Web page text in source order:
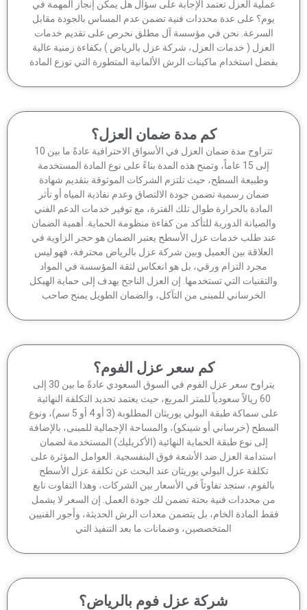
العزل تعتمد الإجابة على سؤال هل يمكن إنجاز المهمة في
على عدة محددات فنية تضمن عدم المساس بالجودة مقابل
نحن في مؤسسة آل مطلق نحرص على تقديم خدمات
( خدمات العزل، شركة عزل بالرياض ) بكفاءة زمنية عالية
استخدام ماكينات الرش الألمانية المتطورة التي توزع المادة
كم مدة ضمان العزل؟
تتراوح مدة ضمان العزل في الأسواق الاحترافية عادةً ما بين 10
إلى 15 عاماً، وتمنح هذه المدة بناءً على نوع المادة المستخدمة
وطبيعة السطح، حيث تلتزم الشركات الموثوقة بتقديم شهادة
ضمان رسمية تضمن جودة الالتصاق وعدم نفاذية المياه أو تأثر
المادة بالحرارة طوال تلك الفترة، مع توفير خدمات الدعم الفني
الدورية للتأكد من كفاءة منظومة الحماية. أهمية الضمان
طلب خدمات عزل الأسطح يعتبر الضمان هو حجر الزاوية في
بين العميل وبين شركة عزل بالرياض محترفة، فهو ليس
مجرد التزام ورقي، بل هو انعكاس لثقة المؤسسة في المواد
التي تستخدمها. إن العزل الناجح يهدف إلى حماية الهيكل
الخرساني للمبنى من التآكل، والضمان الطويل يمنح صاحب
كم سعر عزل الفوم؟
يتراوح سعر عزل الفوم في السوق السعودي عادةً ما بين 30 إلى
60 ريالاً سعودياً للمتر المربع، حيث يعتمد تحديد التكلفة النهائية
على سماكة طبقة البولي يوريثان المطلوبة (3 أو 4 أو 5 سم)، ونوع
(خرساني أو شينكو)، والمساحة الإجمالية للمبنى، بالإضافة
إلى نوع طبقة الحماية النهائية (الأكريليك) المستخدمة لضمان
العزل ضد الأشعة فوق البنفسجية. العوامل المؤثرة على
تكلفة عزل البولي يوريثان عند البحث عن تكلفة عزل الأسطح
ستجد تفاوتاً في الأسعار بين الشركات، وهذا التفاوت نابع
محددات فنية بحتة تضمن لك جودة العمل. إن السعر لا يشمل
المادة الخام، بل يتضمن معدات الرش الحديثة، وأجور الفنيين
المتخصصين، وضمانات ما بعد التنفيذ التي
شركة عزل فوم بالرياض؟